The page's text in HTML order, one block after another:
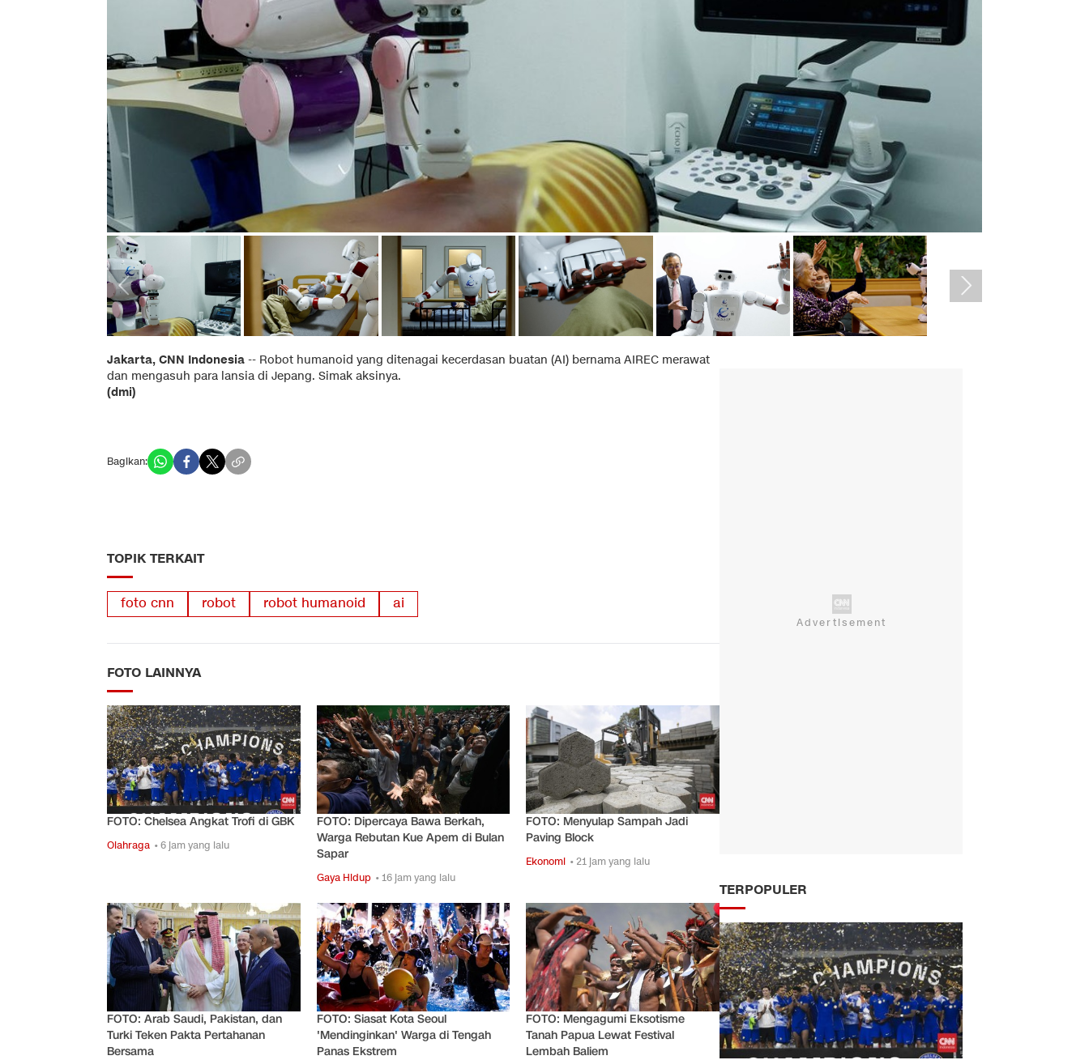
Jakarta, CNN Indonesia -- Robot humanoid yang ditenagai kecerdasan buatan (AI) bernama AIREC merawat
dan mengasuh para lansia di Jepang. Simak aksinya.
(dmi)
Bagikan:
TOPIK TERKAIT
foto cnn robot robot humanoid ai
FOTO LAINNYA
FOTO: Chelsea Angkat Trofi di GBK
Olahraga • 6 jam yang lalu
FOTO: Dipercaya Bawa Berkah,
Warga Rebutan Kue Apem di Bulan
Sapar
Gaya Hidup • 16 jam yang lalu
FOTO: Menyulap Sampah Jadi
Paving Block
Ekonomi • 21 jam yang lalu
FOTO: Arab Saudi, Pakistan, dan
Turki Teken Pakta Pertahanan
Bersama
FOTO: Siasat Kota Seoul
'Mendinginkan' Warga di Tengah
Panas Ekstrem
FOTO: Mengagumi Eksotisme
Tanah Papua Lewat Festival
Lembah Baliem
TERPOPULER